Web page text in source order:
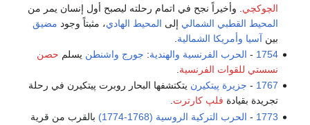
الچوكچي . وأخيراً نجح في اتمام رحلته ليصبح أول إنسان يمر من
المحيط القطبي الشمالي إلى المحيط الهادي، مثبتاً وجود مضيق
بينآسيا وأمريكا الشمالية
1754
- الحرب الفرنسية والهندية: جورج واشنطن يسلم حصن
نسستي للقوات الفرنسية
1767
- جزيرة پيتكيرن يتكتشفها البحار روبرت پيتكيرن في رحلة
تجريدة بقيادة فلپ كارترت.
1773
- الحرب التركية الروسية (1768-1774)
بالقرب من قرية